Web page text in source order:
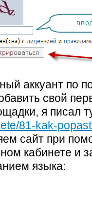
аккуант по
свой
я писал
81-kak-
сайт при
кабинете и
языка: